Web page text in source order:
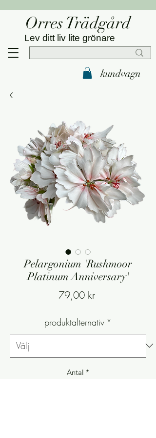
Orres Trädgård
Lev ditt liv lite grönare
kundvagn
Pelargonium 'Rushmoor
Platinum Anniversary'
79,00 krPris
produktalternativ *
Antal *